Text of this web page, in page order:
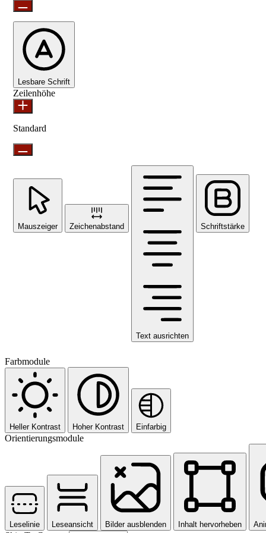
Lesbare Schrift
Zeilenhöhe
Standard
Mauszeiger Zeichenabstand
Text ausrichten
Schriftstärke
Farbmodule
Heller Kontrast Hoher Kontrast Einfarbig
Orientierungsmodule
Leselinie Leseansicht Bilder ausblenden Inhalt hervorheben